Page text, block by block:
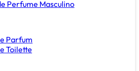
Perfume Masculino
Parfum
Toilette